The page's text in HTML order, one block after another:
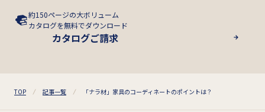
約150ページの大ボリューム
カタログを無料でダウンロード
カタログご請求
TOP 記事一覧 「ナラ材」家具のコーディネートのポイントは？